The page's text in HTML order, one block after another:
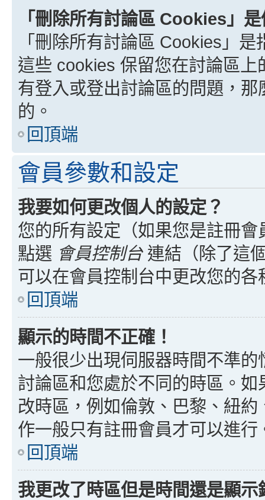
「刪除所有討論區 Cookies」
「刪除所有討論區 Cookies」
這些 cookies 保留您在討論區
有登入或登出討論區的問題，
的。
回頂端
會員參數和設定
我要如何更改個人的設定？
您的所有設定（如果您是註冊
點選 會員控制台連結（除了這
可以在會員控制台中更改您的各
回頂端
顯示的時間不正確！
一般很少出現伺服器時間不準
討論區和您處於不同的時區。
改時區，例如倫敦、巴黎、紐
作一般只有註冊會員才可以進
回頂端
我更改了時區但是時間還是顯示